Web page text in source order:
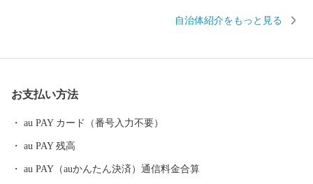
や菅原道真公に代表される古からの大宰府と最新のグルメやスイ
たします。
自治体紹介をもっと見る
お支払い方法
au PAY カード（番号入力不要）
au PAY 残高
au PAY（auかんたん決済）通信料金合算